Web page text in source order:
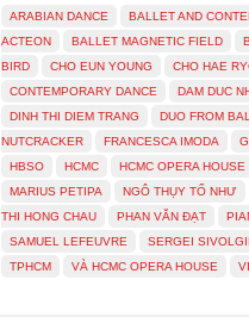
ARABIAN DANCE BALLET AND
ACTEON
BALLET MAGNETIC FIELD
BIRD
CHO EUN YOUNG CHO HAE
CONTEMPORARY DANCE
DAM DUC
DINH THI DIEM TRANG
DUO FROM
NUTCRACKER
FRANCESCA IMODA
HBSO
HCMC HCMC OPERA HOUSE
MARIUS PETIPA
NGÔ THỤY TỐ NHƯ
THI HONG CHAU
PHAN VĂN ĐẠT
SAMUEL LEFEUVRE
SERGEI
TPHCM
VÀ HCMC OPERA HOUSE